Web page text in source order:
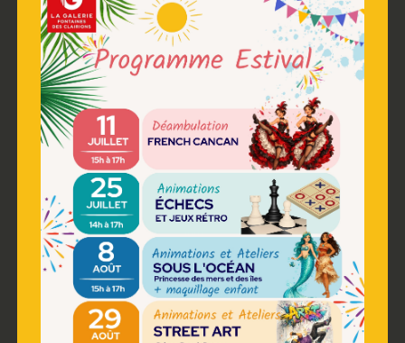
RESTAURATION
PHOTOMATON